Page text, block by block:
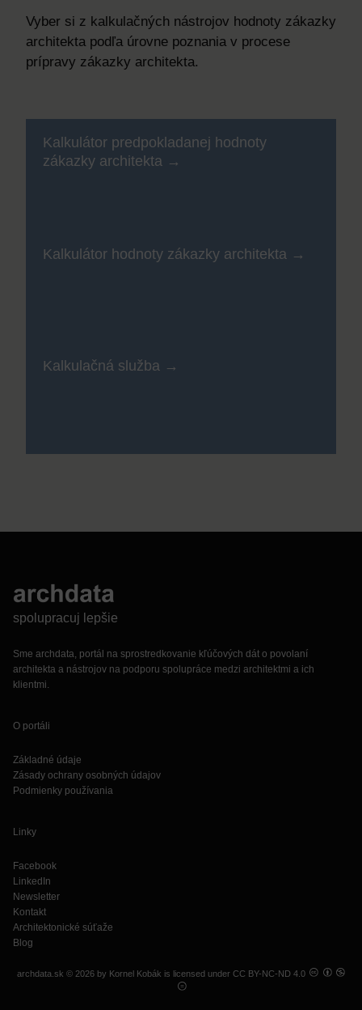
Vyber si z kalkulačných nástrojov hodnoty zákazky
architekta podľa úrovne poznania v procese
prípravy zákazky architekta.
Kalkulátor predpokladanej hodnoty
zákazky architekta
Kalkulátor hodnoty zákazky architekta
Kalkulačná služba